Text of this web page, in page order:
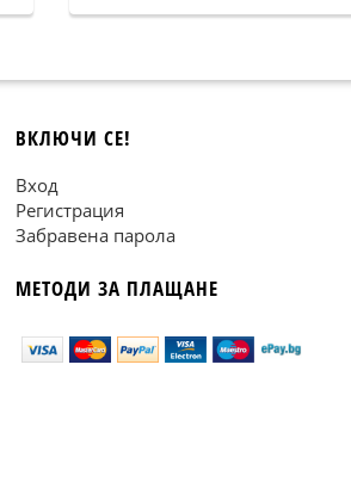
ВКЛЮЧИ СЕ!
Вход
Регистрация
Забравена парола
МЕТОДИ ЗА ПЛАЩАНЕ